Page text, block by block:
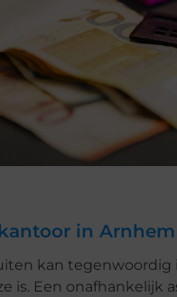
in
kan
is. Een onafhankelijk